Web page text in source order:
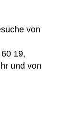
von
19,
und von